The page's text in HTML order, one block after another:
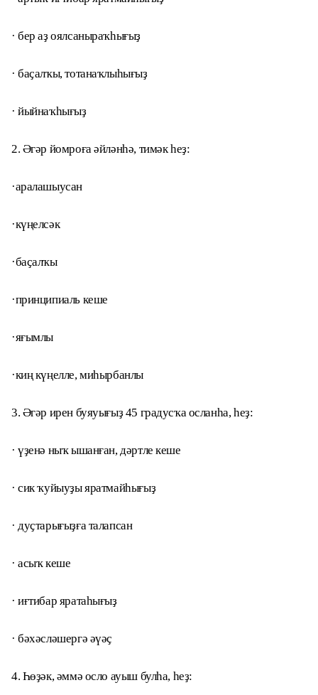
· бер аҙ оялсаныраҡһығыҙ
· баҫалҡы, тотанаҡлыһығыҙ
· йыйнаҡһығыҙ
2. Әгәр йомроға әйләнһә, тимәк һеҙ:
·аралашыусан
·күңелсәк
·баҫалҡы
·принципиаль кеше
·яғымлы
·киң күңелле, миһырбанлы
3. Әгәр ирен буяуығыҙ 45 градусҡа осланһа, һеҙ:
· үҙенә ныҡ ышанған, дәртле кеше
· сик ҡуйыуҙы яратмайһығыҙ
· дуҫтарығыҙға талапсан
· асыҡ кеше
· иғтибар яратаһығыҙ
· бәхәсләшергә әүәҫ
4. Һөҙәк, әммә осло ауыш булһа, һеҙ: